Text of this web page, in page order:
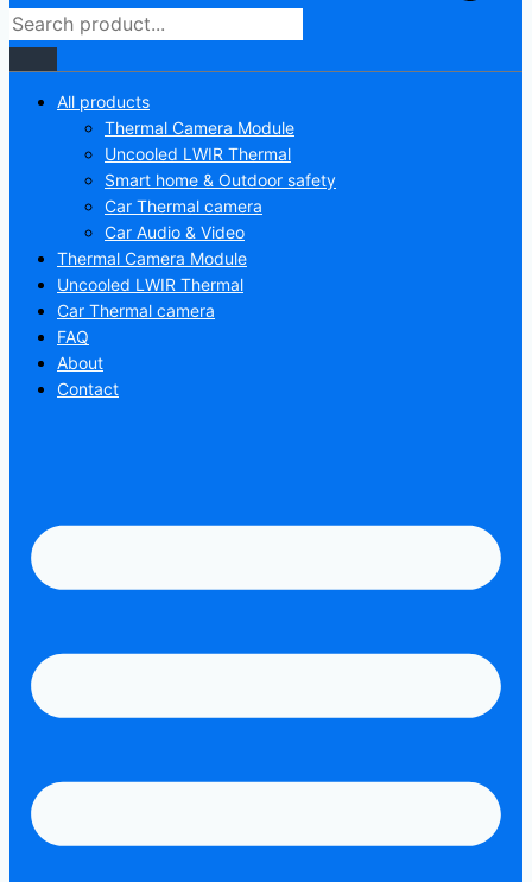
All products
Thermal Camera Module
Uncooled LWIR Thermal
Smart home & Outdoor safety
Car Thermal camera
Car Audio & Video
Thermal Camera Module
Uncooled LWIR Thermal
Car Thermal camera
FAQ
About
Contact